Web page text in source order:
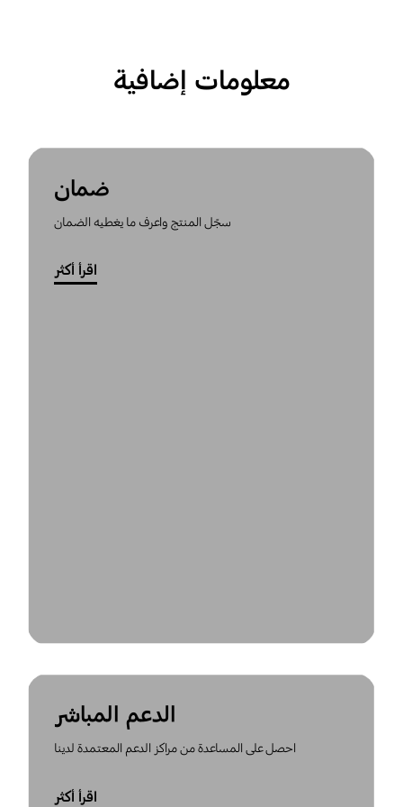
معلومات إضافية
ضمان
سجّل المنتج واعرف ما يغطيه الضمان
اقرأ أكثر
الدعم المباشر
احصل على المساعدة من مراكز الدعم المعتمدة لدينا
اقرأ أكثر